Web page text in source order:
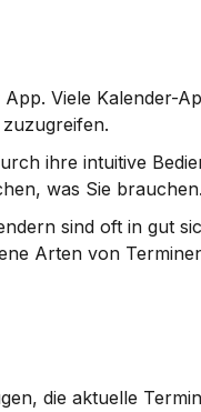
ihre intuitive
was Sie brauchen.
sind oft in gut
Arten von
die aktuelle